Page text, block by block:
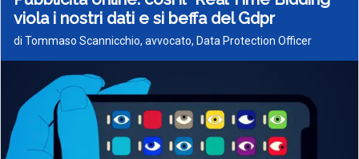
viola i nostri dati e si beffa del Gdpr
di Tommaso Scannicchio, avvocato, Data Protection Officer